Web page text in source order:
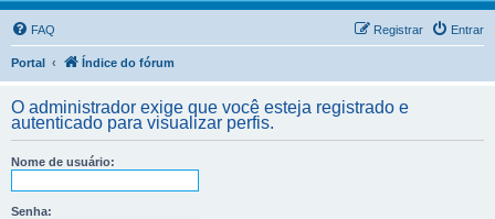
FAQ Entrar
Registrar
Portal Índice do fórum
O administrador exige que você esteja registrado e
autenticado para visualizar perfis.
Nome de usuário:
Senha: